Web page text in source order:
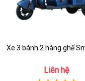
Xe 3 bánh 2 hàng ghế
Liên hệ